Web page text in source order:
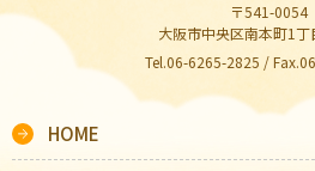
〒541-0054
大阪市中央区南本町1
Tel.06-6265-2825 /
HOME